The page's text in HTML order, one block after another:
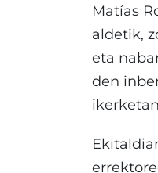
Matías
aldetik,
eta
den